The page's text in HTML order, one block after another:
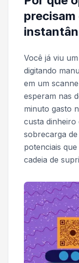
precisam
Você já viu
digitando
em um
esperam nas
minuto gasto
custa dinheiro
sobrecarga
potenciais
cadeia de